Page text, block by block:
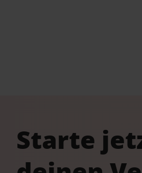
Starte